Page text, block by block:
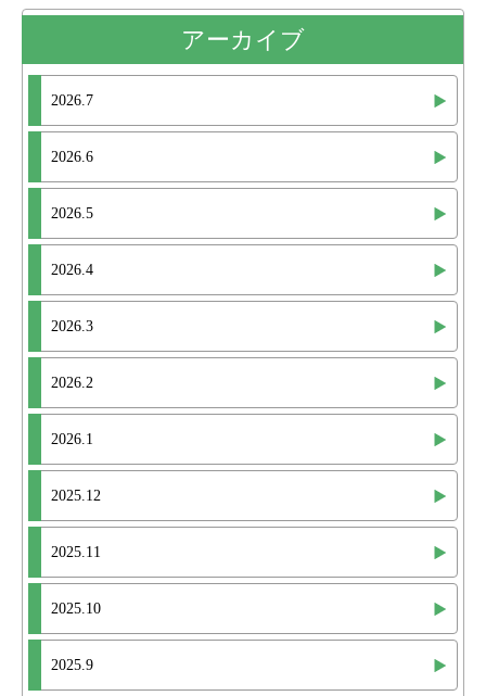
アーカイブ
2026.7
2026.6
2026.5
2026.4
2026.3
2026.2
2026.1
2025.12
2025.11
2025.10
2025.9